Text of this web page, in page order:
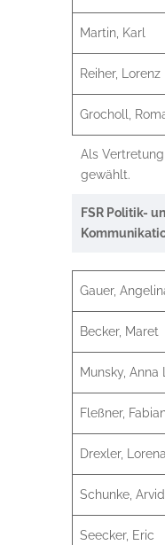
Martin, Karl
Reiher, Lorenz
Grocholl,
Als
gewählt.
FSR Politik-
Gauer,
Becker, Maret
Munsky, Anna
Fleßner,
Drexler, Lorena
Schunke,
Seecker, Eric